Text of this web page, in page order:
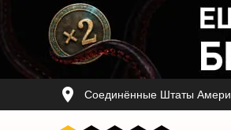
Соединённые Штаты